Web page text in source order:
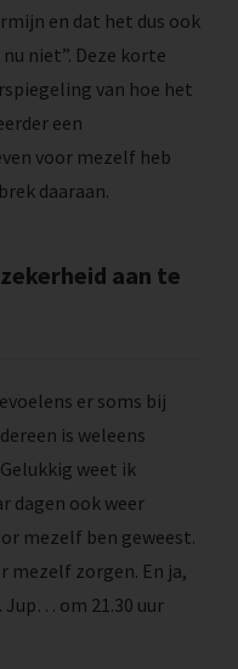
en dat het dus ook
niet”. Deze korte
van hoe het
een
voor mezelf heb
daaraan.
aan te
er soms bij
is weleens
weet ik
dagen ook weer
mezelf ben geweest.
mezelf zorgen. En ja,
Jup… om 21.30 uur